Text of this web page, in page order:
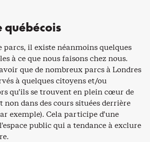
québécois
parcs, il existe néanmoins quelques
à ce que nous faisons chez nous.
que de nombreux parcs à Londres
à quelques citoyens et/ou
qu’ils se trouvent en plein cœur de
non dans des cours situées derrière
exemple). Cela participe d’une
public qui a tendance à exclure